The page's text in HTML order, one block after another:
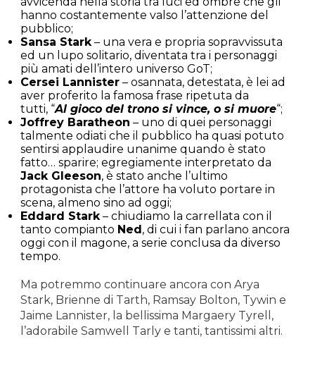
hanno costantemente valso l’attenzione del
pubblico;
Sansa Stark– una vera e propria sopravvissuta
ed un lupo solitario, diventata tra i personaggi
più amati dell’intero universo GoT;
Cersei Lannister– osannata, detestata, è lei ad
aver proferito la famosa frase ripetuta da
tutti, “Al gioco del trono si vince, o si muore“;
Joffrey Baratheon – uno di quei personaggi
talmente odiati che il pubblico ha quasi potuto
sentirsi applaudire unanime quando è stato
fatto… sparire; egregiamente interpretato da
Jack Gleeson, è stato anche l’ultimo
protagonista che l’attore ha voluto portare in
scena, almeno sino ad oggi;
Eddard Stark– chiudiamo la carrellata con il
tanto compianto Ned, di cui i fan parlano ancora
oggi con il magone, a serie conclusa da diverso
tempo.
Ma potremmo continuare ancora con Arya
Stark, Brienne di Tarth, Ramsay Bolton, Tywin e
Jaime Lannister, la bellissima Margaery Tyrell,
l’adorabile Samwell Tarly e tanti, tantissimi altri.